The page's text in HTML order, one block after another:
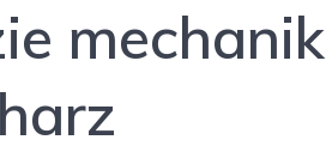
mechanik